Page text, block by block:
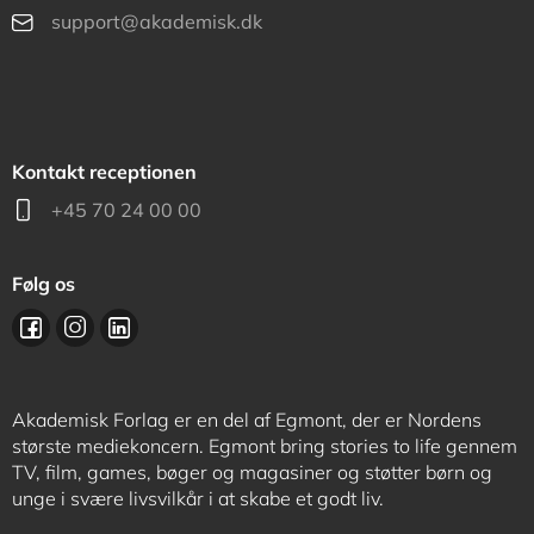
support@akademisk.dk
Kontakt receptionen
+45 70 24 00 00
Følg os
Akademisk Forlag er en del af Egmont, der er Nordens
største mediekoncern. Egmont bring stories to life gennem
TV, film, games, bøger og magasiner og støtter børn og
unge i svære livsvilkår i at skabe et godt liv.